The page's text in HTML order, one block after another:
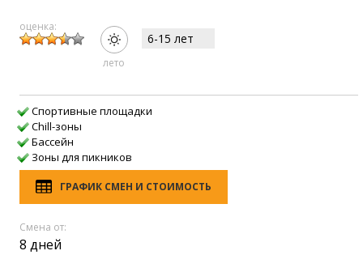
оценка:
лето
6-15 лет
Спортивные площадки
Сhill-зоны
Бассейн
Зоны для пикников
ГРАФИК СМЕН И СТОИМОСТЬ
Смена от:
8 дней